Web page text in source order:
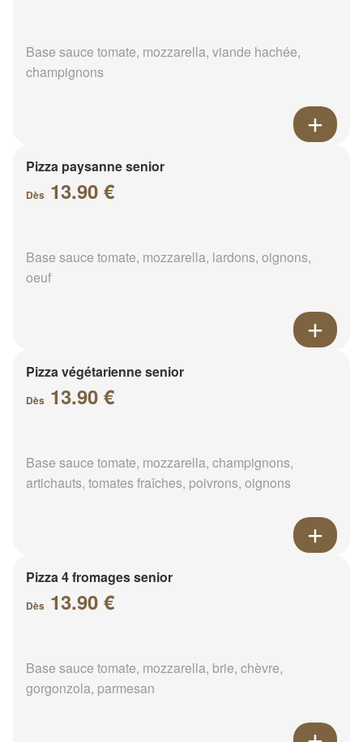
Base sauce tomate, mozzarella, viande hachée,
champignons
Pizza paysanne senior
Dès 13.90 €
Base sauce tomate, mozzarella, lardons, oignons,
oeuf
Pizza végétarienne senior
Dès 13.90 €
Base sauce tomate, mozzarella, champignons,
artichauts, tomates fraîches, poivrons, oignons
Pizza 4 fromages senior
Dès 13.90 €
Base sauce tomate, mozzarella, brie, chèvre,
gorgonzola, parmesan